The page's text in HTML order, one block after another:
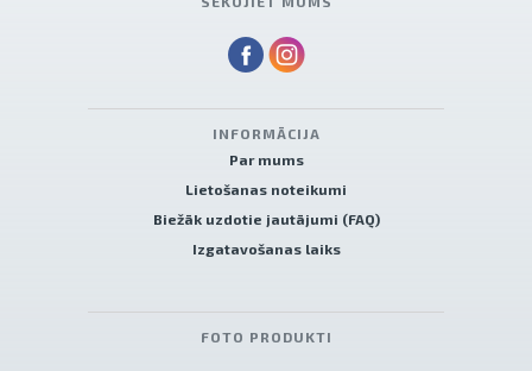
INFORMĀCIJA
Par mums
Lietošanas noteikumi
Biežāk uzdotie jautājumi (FAQ)
Izgatavošanas laiks
FOTO PRODUKTI